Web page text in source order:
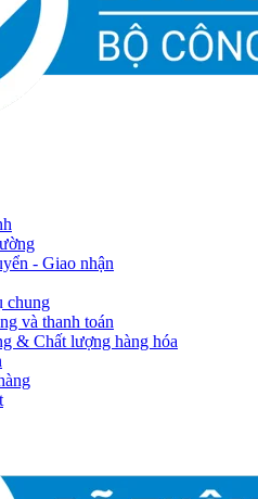
- Giao nhận
chung
và thanh toán
& Chất lượng hàng hóa